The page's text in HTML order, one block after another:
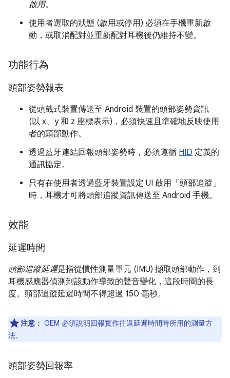
啟用。
使用者選取的狀態 (啟用或停用) 必須在手機重新啟
動，或取消配對並重新配對耳機後仍維持不變。
功能行為
頭部姿勢報表
從頭戴式裝置傳送至 Android 裝置的頭部姿勢資訊
(以 x、y 和 z 座標表示)，必須快速且準確地反映使用
者的頭部動作。
透過藍牙連結回報頭部姿勢時，必須遵循 HID 定義的
通訊協定。
只有在使用者透過藍牙裝置設定 UI 啟用「頭部追蹤」
時，耳機才可將頭部追蹤資訊傳送至 Android 手機。
效能
延遲時間
頭部追蹤延遲是指從慣性測量單元 (IMU) 擷取頭部動作，到
耳機感應器偵測到該動作導致的聲音變化，這段時間的長
度。頭部追蹤延遲時間不得超過 150 毫秒。
注意： OEM 必須說明回報實作往返延遲時間時所用的測量方
法。
頭部姿勢回報率